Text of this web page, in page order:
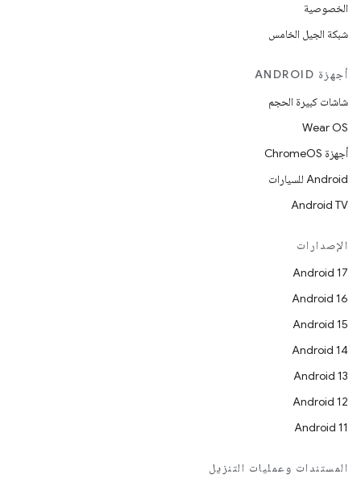
الخصوصية
شبكة الجيل الخامس
أجهزة ANDROID
شاشات كبيرة الحجم
Wear OS
أجهزة ChromeOS
Android للسيارات
Android TV
الإصدارات
Android 17
Android 16
Android 15
Android 14
Android 13
Android 12
Android 11
المستندات وعمليات التنزيل